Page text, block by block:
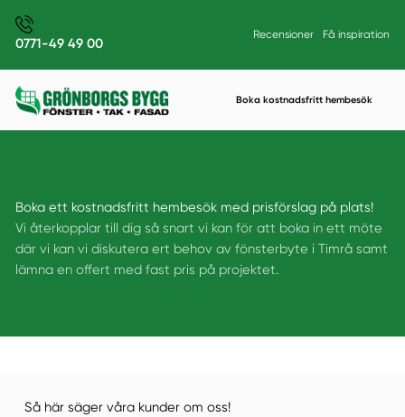
0771-49 49 00
Recensioner Få inspiration
Boka kostnadsfritt hembesök
Boka ett kostnadsfritt hembesök med prisförslag på plats!
Vi återkopplar till dig så snart vi kan för att boka in ett möte
där vi kan vi diskutera ert behov av fönsterbyte i Timrå samt
lämna en offert med fast pris på projektet.
Så här säger våra kunder om oss!